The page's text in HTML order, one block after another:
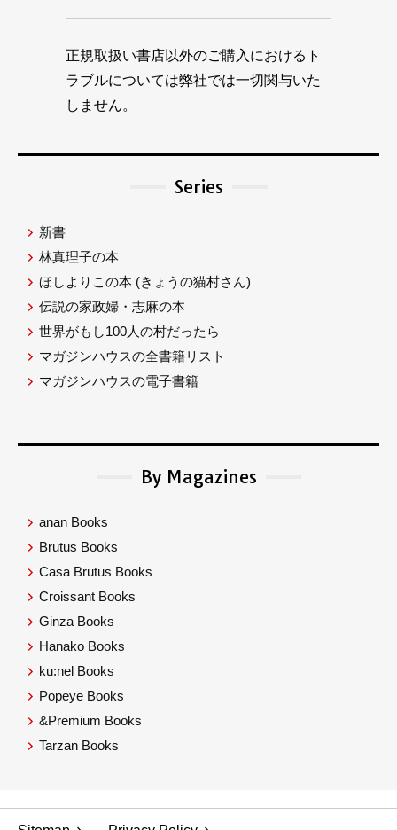
正規取扱い書店以外のご購入におけるト
ラブルについては弊社では一切関与いた
しません。
Series
新書
林真理子の本
ほしよりこの本 (きょうの猫村さん)
伝説の家政婦・志麻の本
世界がもし100人の村だったら
マガジンハウスの全書籍リスト
マガジンハウスの電子書籍
By Magazines
anan Books
Brutus Books
Casa Brutus Books
Croissant Books
Ginza Books
Hanako Books
ku:nel Books
Popeye Books
&Premium Books
Tarzan Books